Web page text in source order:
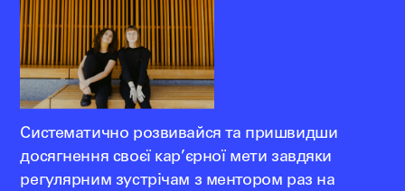
Систематично розвивайся та пришвидши
досягнення своєї кар’єрної мети завдяки
регулярним зустрічам з ментором раз на